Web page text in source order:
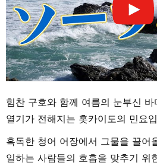
힘찬 구호와 함께 여름의 눈부신
열기가 전해지는 홋카이도의 민요
혹독한 청어 어장에서 그물을 끌어
일하는 사람들의 호흡을 맞추기 위